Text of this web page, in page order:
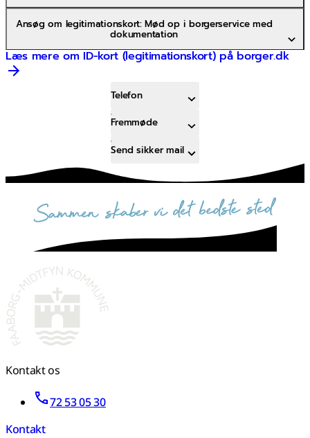
Ansøg om legitimationskort: Mød op i borgerservice med
dokumentation
Læs mere om ID-kort (legitimationskort) på borger.dk
Telefon
Fremmøde
Send sikker mail
sammen skaber vi det bedste sted
Kontakt os
72 53 05 30
Kontakt